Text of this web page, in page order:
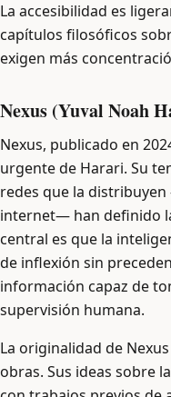
La accesibilidad es
capítulos filosóficos
exigen más
Nexus (Yuval Noah
Nexus, publicado en
urgente de Harari. Su
redes que la
internet— han definido
central es que la
de inflexión sin
información capaz de
supervisión humana.
La originalidad de
obras. Sus ideas sobre